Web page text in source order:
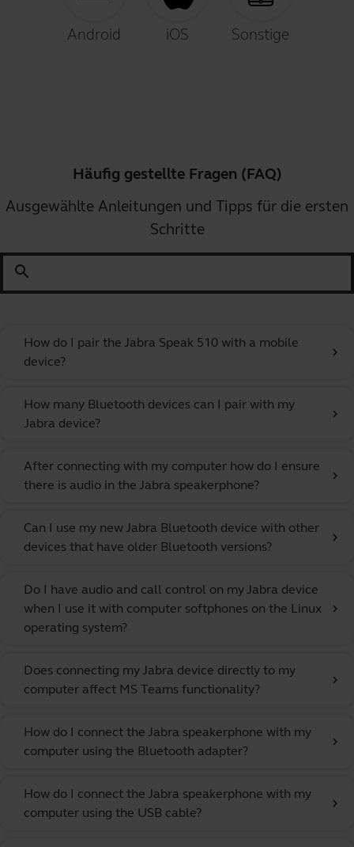
Android iOS Sonstige
Häufig gestellte Fragen (FAQ)
Ausgewählte Anleitungen und Tipps für die ersten
Schritte
search
How do I pair the Jabra Speak 510 with a mobile
device?
chevron_right
How many Bluetooth devices can I pair with my
Jabra device?
chevron_right
After connecting with my computer how do I ensure
there is audio in the Jabra speakerphone?
chevron_right
Can I use my new Jabra Bluetooth device with other
devices that have older Bluetooth versions?
chevron_right
Do I have audio and call control on my Jabra device
when I use it with computer softphones on the Linux
operating system?
chevron_right
Does connecting my Jabra device directly to my
computer affect MS Teams functionality?
chevron_right
How do I connect the Jabra speakerphone with my
computer using the Bluetooth adapter?
chevron_right
How do I connect the Jabra speakerphone with my
computer using the USB cable?
chevron_right